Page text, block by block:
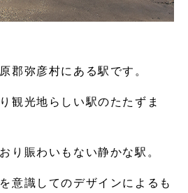
郡弥彦村にある駅です。
観光地らしい駅のたたずま
り賑わいもない静かな駅。
意識してのデザインによるも